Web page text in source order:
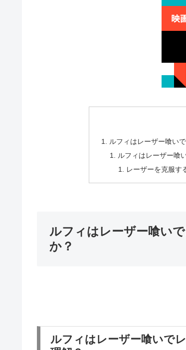
ルフィはレーザー喰い
ルフィはレーザー喰
レーザーを克服す
ルフィはレーザー喰い
か？
ルフィはレーザー喰いで